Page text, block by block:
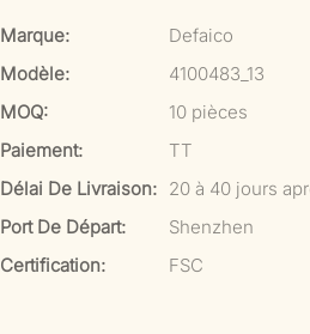
Marque:
Defaico
Modèle:
4100483_13
MOQ:
10 pièces
Paiement:
TT
Délai De Livraison: 20 à 40 jours
Port De Départ:
Shenzhen
Certification:
FSC